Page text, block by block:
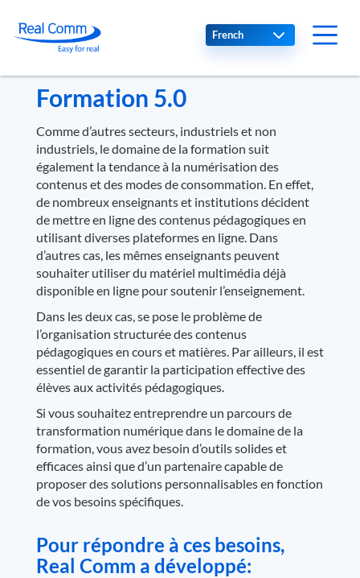
Select your language
Formation 5.0
Comme d’autres secteurs, industriels et non
industriels, le domaine de la formation suit
également la tendance à la numérisation des
contenus et des modes de consommation. En effet,
de nombreux enseignants et institutions décident
de mettre en ligne des contenus pédagogiques en
utilisant diverses plateformes en ligne. Dans
d’autres cas, les mêmes enseignants peuvent
souhaiter utiliser du matériel multimédia déjà
disponible en ligne pour soutenir l’enseignement.
Dans les deux cas, se pose le problème de
l’organisation structurée des contenus
pédagogiques en cours et matières. Par ailleurs, il est
essentiel de garantir la participation effective des
élèves aux activités pédagogiques.
Si vous souhaitez entreprendre un parcours de
transformation numérique dans le domaine de la
formation, vous avez besoin d’outils solides et
efficaces ainsi que d’un partenaire capable de
proposer des solutions personnalisables en fonction
de vos besoins spécifiques.
Pour répondre à ces besoins,
Real Comm a développé: